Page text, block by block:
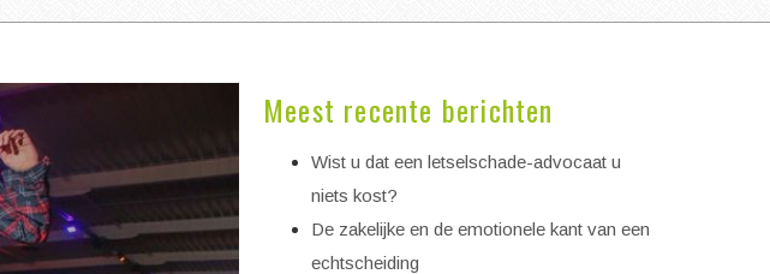
Meest recente berichten
Wist u dat een letselschade-advocaat u
niets kost?
De zakelijke en de emotionele kant van een
echtscheiding